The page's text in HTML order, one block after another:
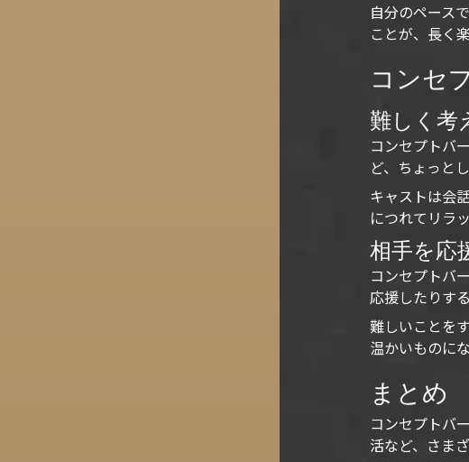
自分のペース
ことが、長く
コンセ
難しく考
コンセプトバ
ど、ちょっと
キャストは会
につれてリラ
相手を応
コンセプトバ
応援したりす
難しいことを
温かいものに
まとめ
コンセプトバ
活など、さま